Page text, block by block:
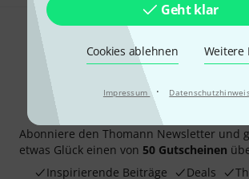
Geht klar
Cookies ablehnen Weitere
Impressum ·
Thomann Newsletter
Abonniere den Thomann Newsletter und
etwas Glück einen von 50 Gutscheinen
Inspirierende Beiträge
Deals